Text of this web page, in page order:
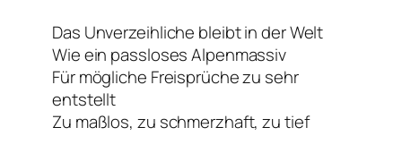
Das Unverzeihliche bleibt in der Welt
Wie ein passloses Alpenmassiv
Für mögliche Freisprüche zu sehr
entstellt
Zu maßlos, zu schmerzhaft, zu tief